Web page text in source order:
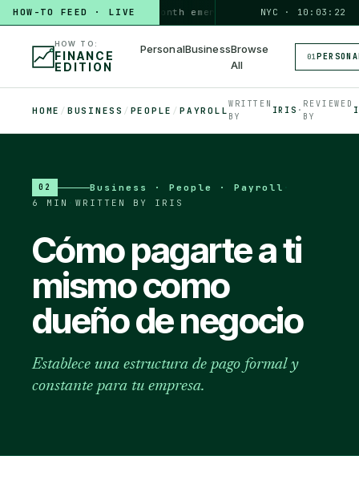
HOW-TO FEED · LIVE
HOW TO build a 3-month emergency fund PERSONAL · 6 MIN◆
NYC · 10:03:23
HOW TO:
FINANCE
EDITION
PersonalBusinessBrowse
All
01
HOME / BUSINESS / PEOPLE / PAYROLL
WRITTEN
BY
IRIS ·
REVIEWED
BY
02 Business · People · Payroll
6 MIN
WRITTEN BY IRIS
Cómo pagarte a ti
mismo como
dueño de negocio
Establece una estructura de pago formal y
constante para tu empresa.